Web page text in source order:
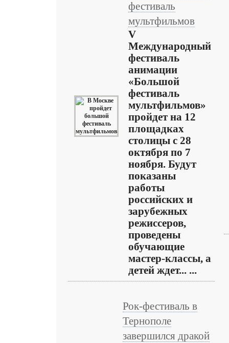
фестиваль
мультфильмов
V
Международный
фестиваль
анимации
«Большой
фестиваль
мультфильмов»
пройдет на 12
площадках
столицы с 28
октября по 7
ноября. Будут
показаны
работы
российских и
зарубежных
режиссеров,
проведены
обучающие
мастер-классы, а
детей ждет... ...
Рок-фестиваль в
Тернополе
завершился дракой